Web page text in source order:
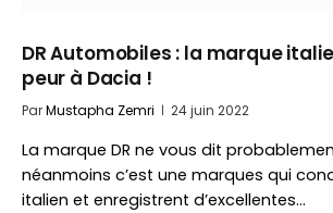
DR Automobiles : la marque
peur à Dacia !
ParMustapha Zemri 24 juin 2022
La marque DR ne vous dit
néanmoins c’est une marques qui
italien et enregistrent d’excellentes…